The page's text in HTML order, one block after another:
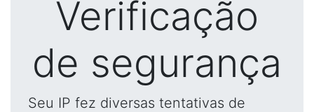
Verificação
de segurança
Seu IP fez diversas tentativas de